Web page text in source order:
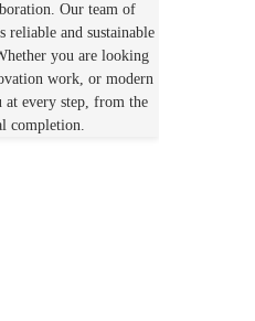
Our team of
reliable and sustainable
you are looking
work, or modern
every step, from the
completion.